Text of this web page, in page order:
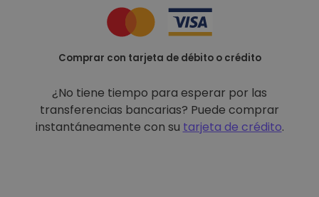
Comprar con tarjeta de débito o crédito
¿No tiene tiempo para esperar por las
transferencias bancarias? Puede comprar
instantáneamente con su tarjeta de crédito.